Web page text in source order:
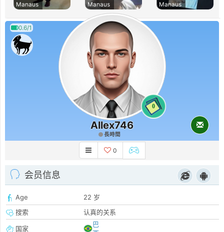
Manaus
Manaus
Manaus
0.6/1
0
Allex746
長時間
0
会员信息
Age
22 岁
搜索
认真的关系
国家
巴